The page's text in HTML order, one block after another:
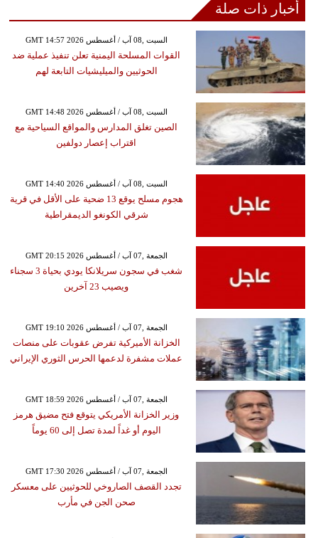
أخبار ذات صلة
GMT 14:57 2026 السبت ,08 آب / أغسطس
القوات المسلحة اليمنية تعلن تنفيذ عملية ضد
الحوثيين والميليشيات التابعة لهم
GMT 14:48 2026 السبت ,08 آب / أغسطس
الصين تغلق المدارس والمواقع السياحية مع
اقتراب إعصار دولفين
GMT 14:40 2026 السبت ,08 آب / أغسطس
هجوم مسلح يوقع 13 ضحية على الأقل في قرية
شرقي الكونغو الديمقراطية
GMT 20:15 2026 الجمعة ,07 آب / أغسطس
شغب في سجون سريلانكا يودي بحياة 3 سجناء
ويصيب 23 آخرين
GMT 19:10 2026 الجمعة ,07 آب / أغسطس
الخزانة الأميركية تفرض عقوبات على منصات
عملات مشفرة لدعمها الحرس الثوري الإيراني
GMT 18:59 2026 الجمعة ,07 آب / أغسطس
وزير الخزانة الأمريكي يتوقع فتح مضيق هرمز
اليوم أو غداً لمدة تصل إلى 60 يوماً
GMT 17:30 2026 الجمعة ,07 آب / أغسطس
تجدد القصف الصاروخي للحوثيين على معسكر
صحن الجن في مأرب